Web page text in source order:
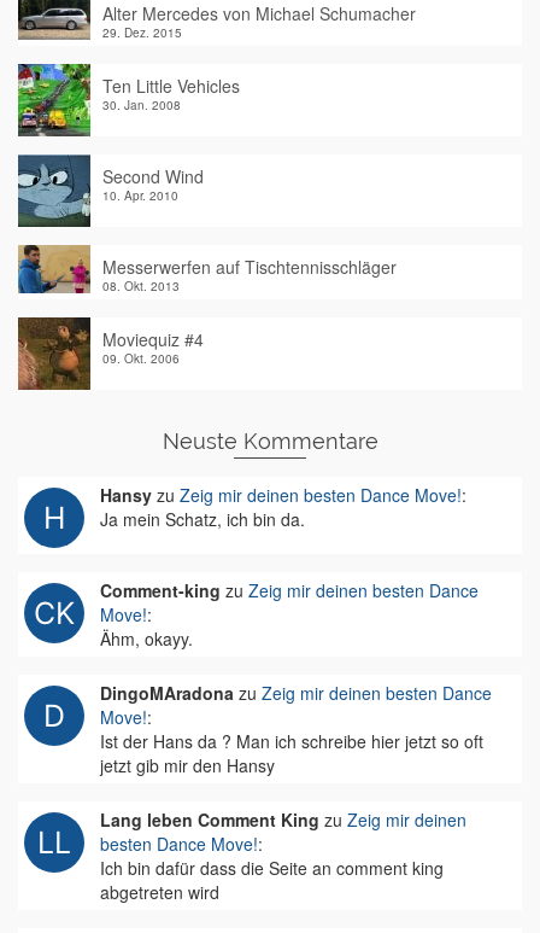
Alter Mercedes von Michael Schumacher
29. Dez. 2015
Ten Little Vehicles
30. Jan. 2008
Second Wind
10. Apr. 2010
Messerwerfen auf Tischtennisschläger
08. Okt. 2013
Moviequiz #4
09. Okt. 2006
Neuste Kommentare
Hansy zu Zeig mir deinen besten Dance Move!:
Ja mein Schatz, ich bin da.
Comment-king zu Zeig mir deinen besten Dance
Move!:
Ähm, okayy.
DingoMAradona zu Zeig mir deinen besten Dance
Move!:
Ist der Hans da ? Man ich schreibe hier jetzt so oft
jetzt gib mir den Hansy
Lang leben Comment King zu Zeig mir deinen
besten Dance Move!:
Ich bin dafür dass die Seite an comment king
abgetreten wird